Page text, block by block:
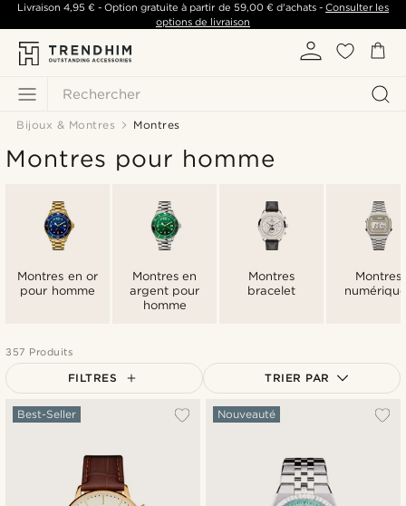
Rechercher
Livraison 4,95 €- Option gratuite à partir de 59,00 €d'achats -Consulter les
options de livraison
Bijoux & Montres Montres
Montres pour homme
Montres en or
pour homme
Montres en
argent pour
homme
Montres
bracelet
Montres
357 Produits
FILTRES TRIER PAR
Le plus populaire
Prix croissant
Prix décroissant
Best-Seller Nouveauté